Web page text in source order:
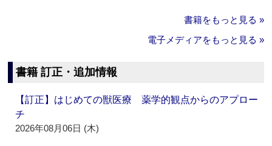
書籍をもっと見る »
電子メディアをもっと見る »
書籍 訂正・追加情報
【訂正】はじめての獣医療 薬学的観点からのアプロー
チ
2026年08月06日 (木)